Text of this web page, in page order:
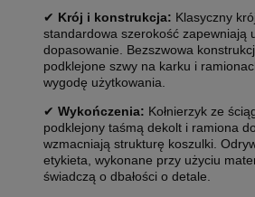
✔ Krój i konstrukcja: Klasyczny
standardowa szerokość zapewniają
dopasowanie. Bezszwowa
podklejone szwy na karku i
wygodę użytkowania.
✔ Wykończenia: Kołnierzyk ze
podklejony taśmą dekolt i ramiona
wzmacniają strukturę koszulki.
etykieta, wykonane przy użyciu
świadczą o dbałości o detale.